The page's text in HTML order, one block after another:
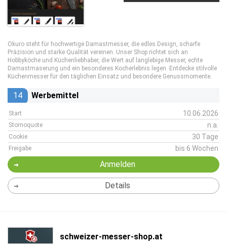
Okuro steht für hochwertige Damastmesser, die edles Design, scharfe
Präzision und starke Qualität vereinen. Unser Shop richtet sich an
Hobbyköche und Küchenliebhaber, die Wert auf langlebige Messer, echte
Damastmaserung und ein besonderes Kocherlebnis legen. Entdecke stilvolle
Küchenmesser für den täglichen Einsatz und besondere Genussmomente.
14 Werbemittel
Start 10.06.2026
Stornoquote n.a.
Cookie 30 Tage
Freigabe bis 6 Wochen
Anmelden
Details
schweizer-messer-shop.at